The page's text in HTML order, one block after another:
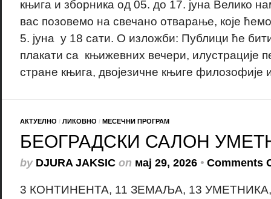
књига и зборника од 05. до 17. јуна Велико
вас позовемо на свечано отварање, које
5. јуна у 18 сати. О изложби: Публици ће
плакати са књижевних вечери, илустрације
стране књига, двојезичне књиге филозофије
АКТУЕЛНО / ЛИКОВНО / МЕСЕЧНИ ПРОГРАМ
БЕОГРАДСКИ САЛОН
by DJURA JAKSICon мај 29, 2026 • Comments
3 КОНТИНЕНТА, 11 ЗЕМАЉА, 13